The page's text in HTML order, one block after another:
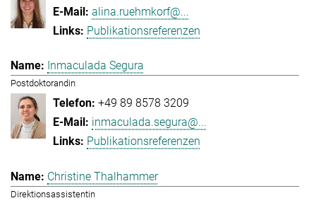
alina.ruehmkorf@...
Publikationsreferenzen
Inmaculada Segura
Postdoktorandin
+49 89 8578 3209
inmaculada.segura@...
Publikationsreferenzen
Christine Thalhammer
Direktionsassistentin